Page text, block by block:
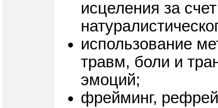
исцеления за
использование
травм, боли и
эмоций;
фрейминг,